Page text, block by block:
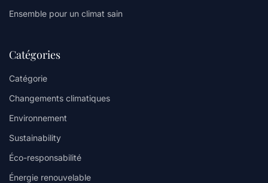
Ensemble pour un climat sain
Catégories
Catégorie
Changements climatiques
Environnement
Sustainability
Éco-responsabilité
Énergie renouvelable